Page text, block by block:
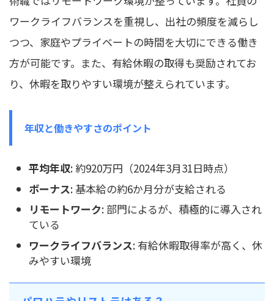
ワークライフバランスを重視し、出社の頻度を減らし
つつ、家庭やプライベートの時間を大切にできる働き
方が可能です。また、有給休暇の取得も奨励されてお
り、休暇を取りやすい環境が整えられています。
年収と働きやすさのポイント
平均年収: 約920万円（2024年3月31日時点）
ボーナス: 基本給の約6か月分が支給される
リモートワーク: 部門によるが、積極的に導入され
ている
ワークライフバランス: 有給休暇取得率が高く、休
みやすい環境